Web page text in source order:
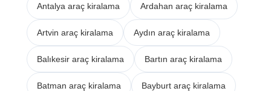
Antalya araç kiralama Ardahan araç kiralama
Artvin araç kiralama Aydın araç kiralama
Balıkesir araç kiralama Bartın araç kiralama
Batman araç kiralama Bayburt araç kiralama